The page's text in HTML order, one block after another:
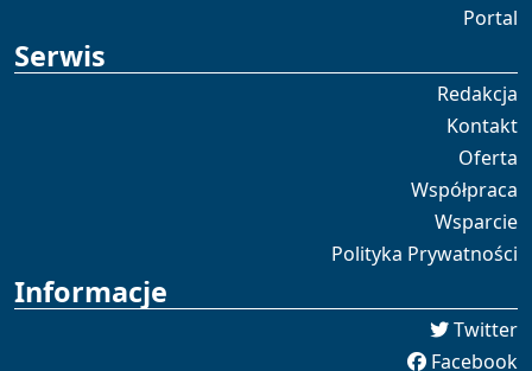
Portal
Serwis
Redakcja
Kontakt
Oferta
Współpraca
Wsparcie
Polityka Prywatności
Informacje
Twitter
Facebook